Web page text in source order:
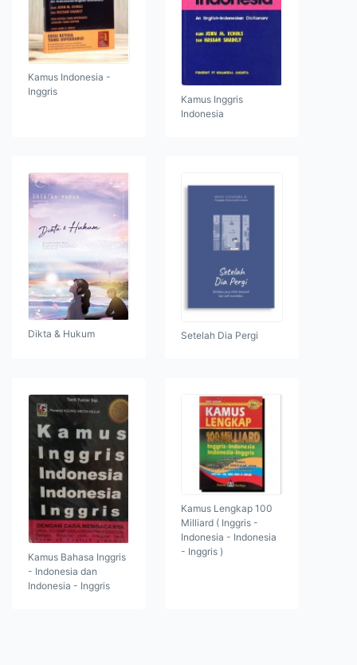
Kamus Indonesia -
Inggris
Kamus Inggris
Indonesia
Dikta & Hukum Setelah Dia Pergi
Kamus Bahasa Inggris
- Indonesia dan
Indonesia - Inggris
Kamus Lengkap 100
Milliard ( Inggris -
Indonesia - Indonesia
- Inggris )